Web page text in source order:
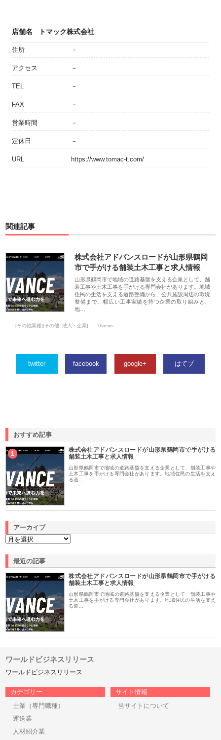
店舗名 トマック株式会社
住所 －
アクセス －
TEL －
FAX －
営業時間 －
定休日 －
URL https://www.tomac-t.com/
関連記事
株式会社アドバンスロードが山形県鶴岡
市で手がける舗装土木工事と求人情報
山形県鶴岡市で地域の道路基盤を支える企業として、舗
装工事や土木工事を手がける専門会社があります。地域
住民の生活を支える道路整備から、公共施設周辺の環境
整備まで、幅広い工事実績を持つ企業の取り組みと、
地…
[その他業種][その他_法人・企業] 0views
twitter facebook google+ はてブ
おすすめ記事
1
株式会社アドバンスロードが山形県鶴岡市で手がける
舗装土木工事と求人情報
山形県鶴岡市で地域の道路基盤を支える企業として、舗装工事や
土木工事を手がける専門会社があります。地域住民の生活を支え
る道…
アーカイブ
最近の記事
株式会社アドバンスロードが山形県鶴岡市で手がける
舗装土木工事と求人情報
山形県鶴岡市で地域の道路基盤を支える企業として、舗装工事や
土木工事を手がける専門会社があります。地域住民の生活を支え
る道…
ワールドビジネスリリース
ワールドビジネスリリース
カテゴリー
士業（専門職種）
運送業
人材紹介業
サイト情報
当サイトについて